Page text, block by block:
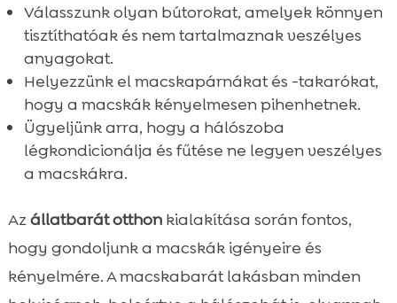
Válasszunk olyan bútorokat, amelyek könnyen
tisztíthatóak és nem tartalmaznak veszélyes
anyagokat.
Helyezzünk el macskapárnákat és -takarókat,
hogy a macskák kényelmesen pihenhetnek.
Ügyeljünk arra, hogy a hálószoba
légkondicionálja és fűtése ne legyen veszélyes
a macskákra.
Azállatbarát otthonkialakítása során fontos,
hogy gondoljunk a macskák igényeire és
kényelmére. A macskabarát lakásban minden